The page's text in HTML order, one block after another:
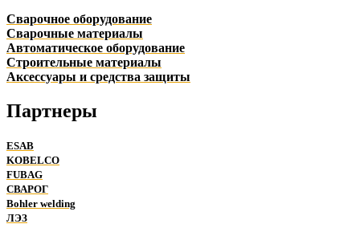
Сварочное оборудование
Сварочные материалы
Автоматическое оборудование
Строительные материалы
Аксессуары и средства защиты
Партнеры
ESAB
KOBELCO
FUBAG
СВАРОГ
Bohler welding
ЛЭЗ